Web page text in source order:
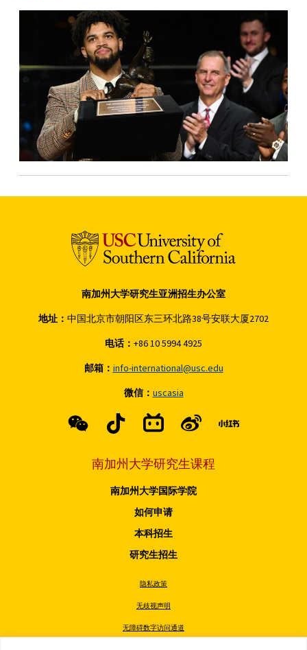
南加州大学研究生亚洲招生办公室
地址： 中国北京市朝阳区东三环北路38号安联大厦2702
电话： +86 10 5994 4925
邮箱： info-international@usc.edu
微信： uscasia
南加州大学研究生课程
南加州大学国际学院
如何申请
本科招生
研究生招生
隐私政策
无歧视声明
无障碍数字访问通道